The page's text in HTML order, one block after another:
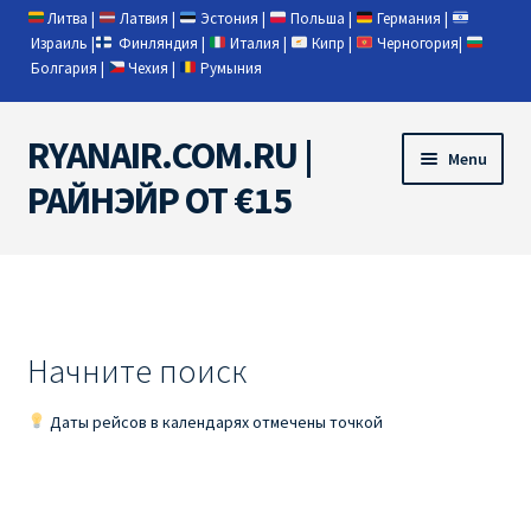
Литва | Латвия | Эстония | Польша | Германия |
Израиль | Финляндия | Италия | Кипр | Черногория|
Болгария | Чехия | Румыния
Skip
to
navigation
Skip
to
content
RYANAIR.COM.RU |
РАЙНЭЙР ОТ €15
Menu
RYANAIR PL ОТ € 9
Начните поиск
Даты рейсов в календарях отмечены точкой